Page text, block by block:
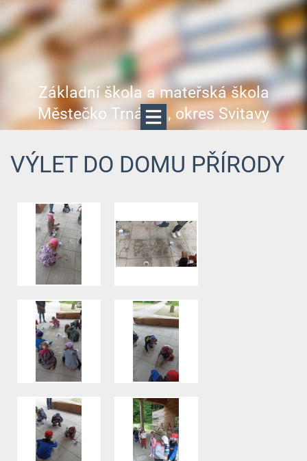
Základní škola a mateřská škola
Městečko Trnávka, okres Svitavy
VÝLET DO DOMU PŘÍRODY